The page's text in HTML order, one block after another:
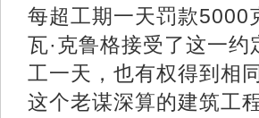
每超工期一天罚款5000
瓦·克鲁格接受了这一
工一天，也有权得到相
这个老谋深算的建筑工